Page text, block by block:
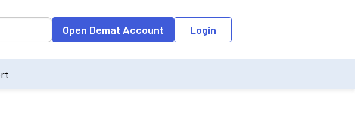
On entering data into the input field, the suggestion list will be updated as per the
Open Demat Account Login